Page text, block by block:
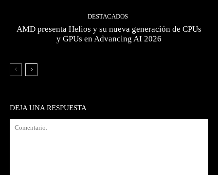
DESTACADOS
AMD presenta Helios y su nueva generación de CPUs
y GPUs en Advancing AI 2026
DEJA UNA RESPUESTA